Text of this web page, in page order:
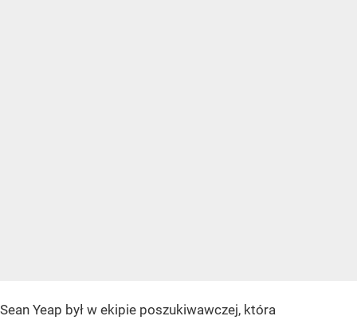
Sean Yeap był w ekipie poszukiwawczej, która